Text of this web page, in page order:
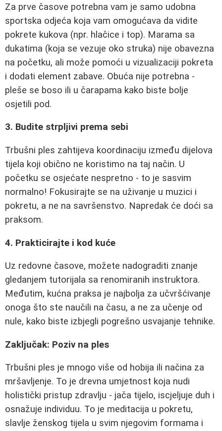
Za prve časove potrebna vam je samo udobna
sportska odjeća koja vam omogućava da vidite
pokrete kukova (npr. hlačice i top). Marama sa
dukatima (koja se vezuje oko struka) nije obavezna
na početku, ali može pomoći u vizualizaciji pokreta
i dodati element zabave. Obuća nije potrebna -
pleše se boso ili u čarapama kako biste bolje
osjetili pod.
3. Budite strpljivi prema sebi
Trbušni ples zahtijeva koordinaciju između dijelova
tijela koji obično ne koristimo na taj način. U
početku se osjećate nespretno - to je sasvim
normalno! Fokusirajte se na uživanje u muzici i
pokretu, a ne na savršenstvo. Napredak će doći sa
praksom.
4. Prakticirajte i kod kuće
Uz redovne časove, možete nadograditi znanje
gledanjem tutorijala sa renomiranih instruktora.
Međutim, kućna praksa je najbolja za učvršćivanje
onoga što ste naučili na času, a ne za učenje od
nule, kako biste izbjegli pogrešno usvajanje tehnike.
Zaključak: Poziv na ples
Trbušni ples je mnogo više od hobija ili načina za
mršavljenje. To je drevna umjetnost koja nudi
holistički pristup zdravlju - jača tijelo, iscjeljuje duh i
osnažuje individuu. To je meditacija u pokretu,
slavlje ženskog tijela u svim njegovim formama i